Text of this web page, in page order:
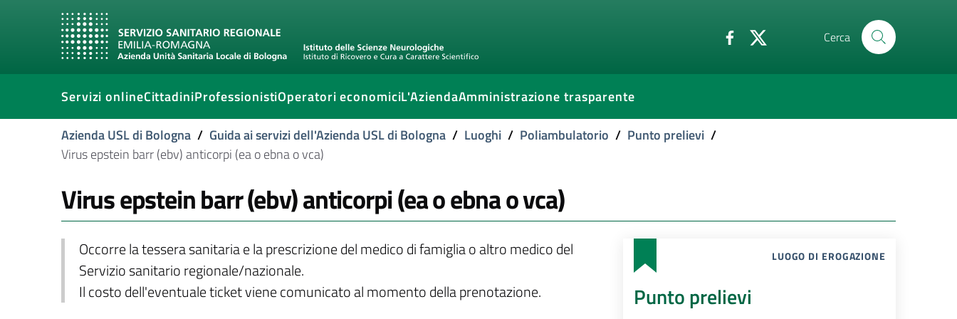
Cerca
Servizi onlineCittadiniProfessionistiOperatori economiciL'AziendaAmministrazione trasparente
Azienda USL di Bologna / Guida ai servizi dell'Azienda USL di Bologna / Luoghi / Poliambulatorio / Punto prelievi /
Virus epstein barr (ebv) anticorpi (ea o ebna o vca)
Virus epstein barr (ebv) anticorpi (ea o ebna o vca)
Occorre la tessera sanitaria e la prescrizione del medico di famiglia o altro medico del
Servizio sanitario regionale/nazionale.
Il costo dell'eventuale ticket viene comunicato al momento della prenotazione.
LUOGO DI EROGAZIONE
Punto prelievi